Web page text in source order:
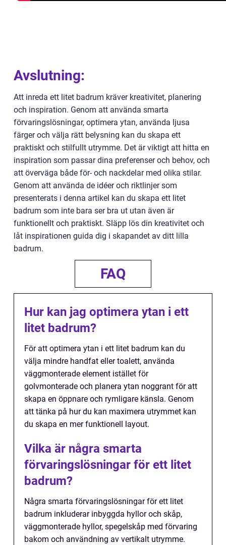
Avslutning:
Att inreda ett litet badrum kräver kreativitet, planering
och inspiration. Genom att använda smarta
förvaringslösningar, optimera ytan, använda ljusa
färger och välja rätt belysning kan du skapa ett
praktiskt och stilfullt utrymme. Det är viktigt att hitta en
inspiration som passar dina preferenser och behov, och
att överväga både för- och nackdelar med olika stilar.
Genom att använda de idéer och riktlinjer som
presenterats i denna artikel kan du skapa ett litet
badrum som inte bara ser bra ut utan även är
funktionellt och praktiskt. Släpp lös din kreativitet och
låt inspirationen guida dig i skapandet av ditt lilla
badrum.
FAQ
Hur kan jag optimera ytan i ett
litet badrum?
För att optimera ytan i ett litet badrum kan du
välja mindre handfat eller toalett, använda
väggmonterade element istället för
golvmonterade och planera ytan noggrant för att
skapa en öppnare och rymligare känsla. Genom
att tänka på hur du kan maximera utrymmet kan
du skapa en mer funktionell layout.
Vilka är några smarta
förvaringslösningar för ett litet
badrum?
Några smarta förvaringslösningar för ett litet
badrum inkluderar inbyggda hyllor och skåp,
väggmonterade hyllor, spegelskåp med förvaring
bakom och användning av vertikalt utrymme.